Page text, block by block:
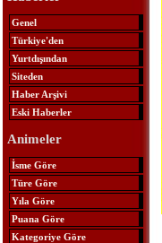
Genel
Türkiye'den
Yurtdışından
Siteden
Haber Arşivi
Eski Haberler
Animeler
İsme Göre
Türe Göre
Yıla Göre
Puana Göre
Kategoriye Göre